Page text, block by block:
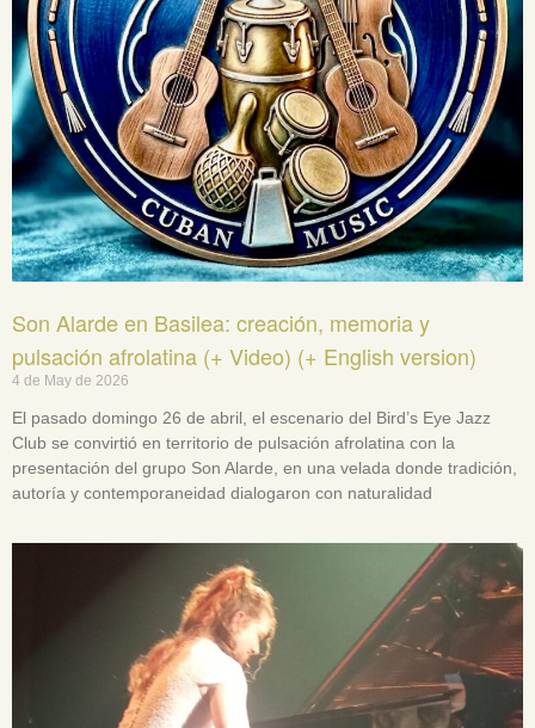
Son Alarde en Basilea: creación, memoria y
pulsación afrolatina (+ Video) (+ English version)
4 de May de 2026
El pasado domingo 26 de abril, el escenario del Bird’s Eye Jazz
Club se convirtió en territorio de pulsación afrolatina con la
presentación del grupo Son Alarde, en una velada donde tradición,
autoría y contemporaneidad dialogaron con naturalidad